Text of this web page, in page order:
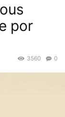
por
0
3560